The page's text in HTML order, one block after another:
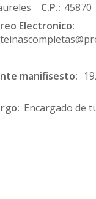
C.P.: 45870
Electronico:
manifisesto:
Encargado de